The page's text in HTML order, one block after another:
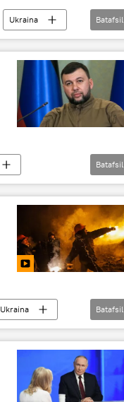
Ukraina
Batafsil
Batafsil
Ukraina
Batafsil